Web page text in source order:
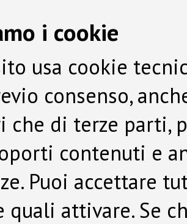
i cookie
usa cookie
consenso,
che di terze parti,
contenuti e
Puoi accettare
quali attivare. Se